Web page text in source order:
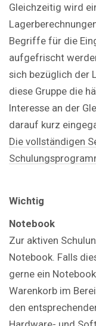
Gleichzeitig wird
Begriffe für die
aufgefrischt
sich bezüglich der
diese Gruppe die
Interesse an der
darauf kurz
Die vollständigen
Wichtig
Notebook
Zur aktiven
Notebook. Falls
gerne ein
Warenkorb im
den